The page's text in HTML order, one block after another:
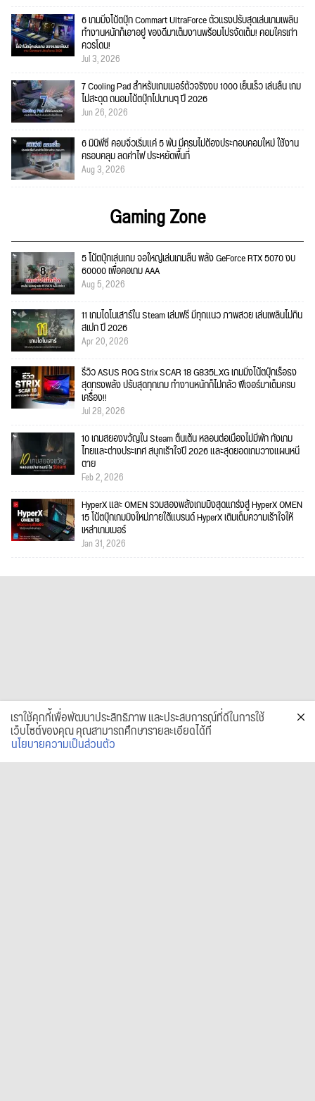
6 เกมมิ่งโน้ตบุ๊ก Commart UltraForce ตัวแรงปรับสุดเล่นเกมเพลิน
ทำงานหนักก็เอาอยู่ ของดีมาเต็มงานพร้อมโปรจัดเต็ม! คอมใครเก่า
ควรโดน!
Jul 3, 2026
7 Cooling Pad สำหรับเกมเมอร์ตัวจริงงบ 1000 เย็นเร็ว เล่นลื่น เกม
ไม่สะดุด ถนอมโน้ตบุ๊กไปนานๆ ปี 2026
Jun 26, 2026
6 มินิพีซี คอมจิ๋วเริ่มแค่ 5 พัน มีครบไม่ต้องประกอบคอมใหม่ ใช้งาน
ครอบคลุม ลดค่าไฟ ประหยัดพื้นที่
Aug 3, 2026
Gaming Zone
5 โน้ตบุ๊กเล่นเกม จอใหญ่เล่นเกมลื่น พลัง GeForce RTX 5070 งบ
60000 เพื่อคอเกม AAA
Aug 5, 2026
11 เกมไดโนเสาร์ใน Steam เล่นฟรี มีทุกแนว ภาพสวย เล่นเพลินไม่กิน
สเปก ปี 2026
Apr 20, 2026
รีวิว ASUS ROG Strix SCAR 18 G835LXG เกมมิ่งโน้ตบุ๊กเรือธง
สุดทรงพลัง ปรับสุดทุกเกม ทำงานหนักก็ไม่กลัว ฟีเจอร์มาเต็มครบ
เครื่อง!!
Jul 28, 2026
10 เกมสยองขวัญใน Steam ตื่นเต้น หลอนต่อเนื่องไม่มีพัก ทั้งเกม
ไทยและต่างประเทศ สนุกเร้าใจปี 2026 และสุดยอดเกมวางแผนหนี
ตาย
Feb 2, 2026
HyperX และ OMEN รวมสองพลังเกมมิงสุดแกร่งสู่ HyperX OMEN
15 โน้ตบุ๊กเกมมิงใหม่ภายใต้แบรนด์ HyperX เติมเต็มความเร้าใจให้
เหล่าเกมเมอร์
Jan 31, 2026
เราใช้คุกกี้เพื่อพัฒนาประสิทธิภาพ และประสบการณ์ที่ดีในการใช้
เว็บไซต์ของคุณ คุณสามารถศึกษารายละเอียดได้ที่
นโยบายความเป็นส่วนตัว